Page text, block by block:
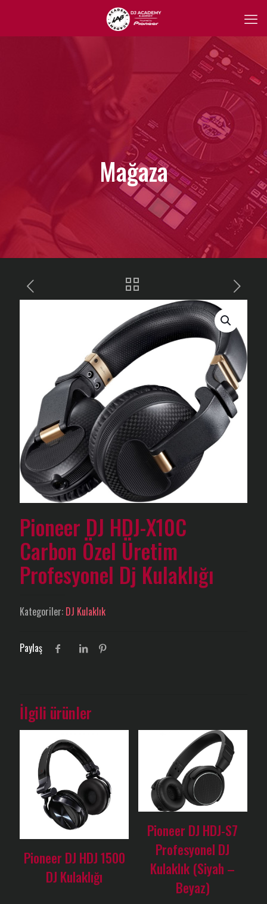
Mağaza
Pioneer DJ HDJ-X10C
Carbon Özel Üretim
Profesyonel Dj Kulaklığı
Kategoriler: DJ Kulaklık
Paylaş
İlgili ürünler
Pioneer DJ HDJ 1500
DJ Kulaklığı
Pioneer DJ HDJ-S7
Profesyonel DJ
Kulaklık (Siyah –
Beyaz)